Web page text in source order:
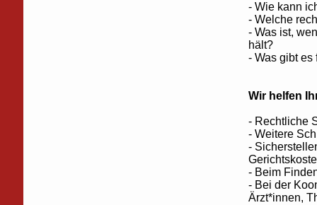
- Wie kann
- Welche
- Was ist,
hält?
- Was gibt
Wir helfen
- Rechtliche
- Weitere
-
- Beim
- Bei der
Ärzt*innen,